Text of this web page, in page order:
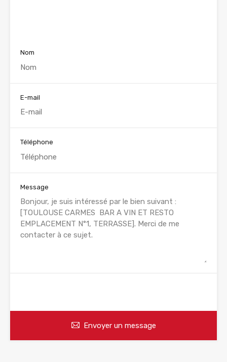
Nom
E-mail
Téléphone
Message
Envoyer un message